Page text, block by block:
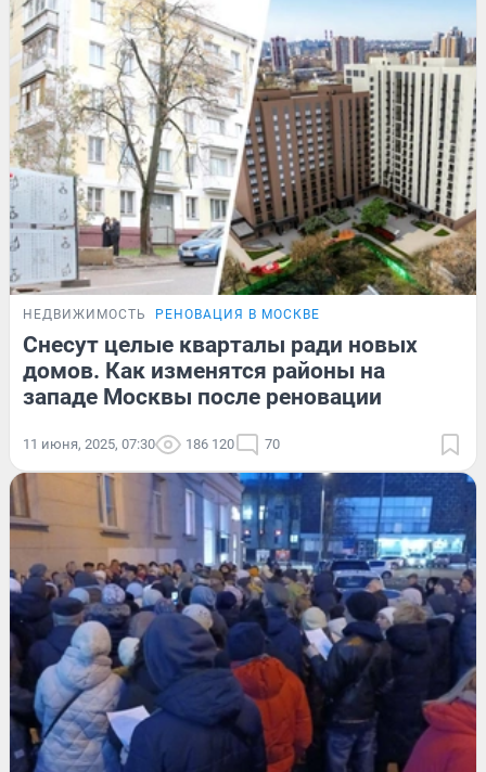
НЕДВИЖИМОСТЬ РЕНОВАЦИЯ В МОСКВЕ
Снесут целые кварталы ради новых
домов. Как изменятся районы на
западе Москвы после реновации
11 июня, 2025, 07:30 186 120 70